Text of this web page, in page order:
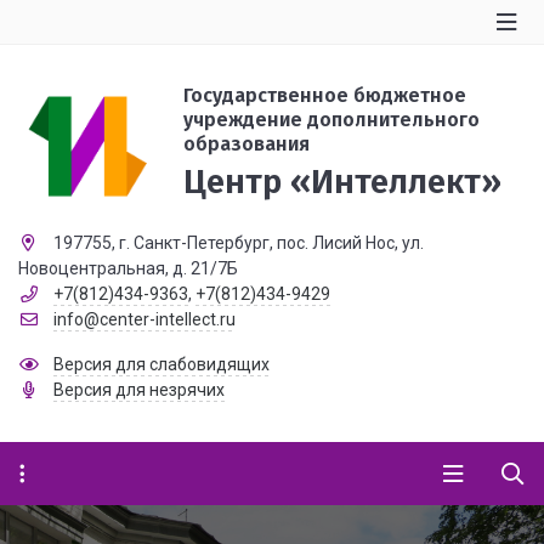
Государственное бюджетное
учреждение дополнительного
образования
Центр «Интеллект»
197755, г. Санкт-Петербург, пос. Лисий Нос, ул.
Новоцентральная, д. 21/7Б
+7(812)434-9363, +7(812)434-9429
info@center-intellect.ru
Версия для слабовидящих
Версия для незрячих